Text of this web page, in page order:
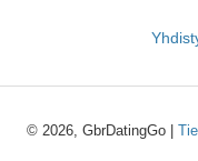
© 2026, GbrDatingGo |